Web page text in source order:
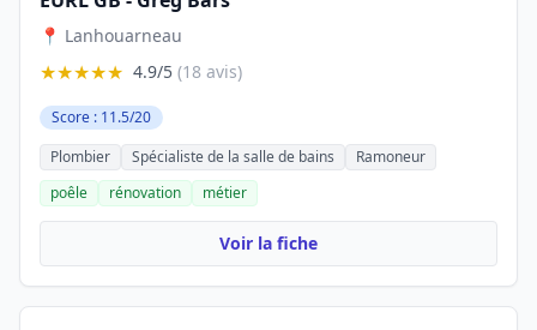
📍 Lanhouarneau
★★★★★ 4.9/5 (18 avis)
Score : 11.5/20
Plombier
Spécialiste de la salle de bains
Ramoneur
poêle
rénovation métier
Voir la fiche